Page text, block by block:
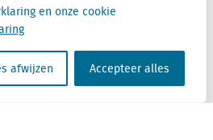
en onze cookie
afwijzen Accepteer alles